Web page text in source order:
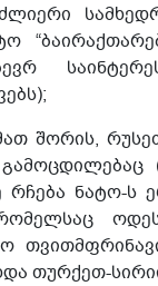
შორის,
ნატო-ს
თურქეთ-